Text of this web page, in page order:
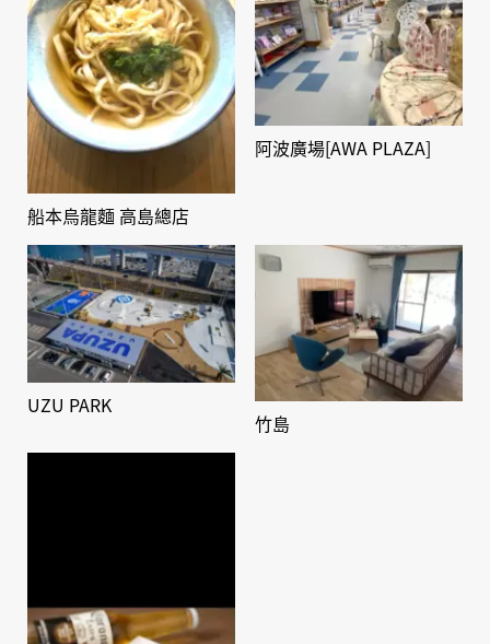
船本烏龍麵 高島總店
阿波廣場[AWA PLAZA]
UZU PARK
竹島